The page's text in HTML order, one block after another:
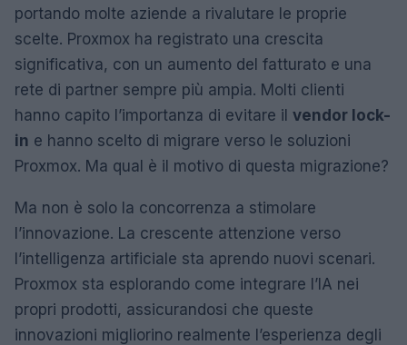
portando molte aziende a rivalutare le proprie
scelte. Proxmox ha registrato una crescita
significativa, con un aumento del fatturato e una
rete di partner sempre più ampia. Molti clienti
hanno capito l’importanza di evitare il vendor lock-
in e hanno scelto di migrare verso le soluzioni
Proxmox. Ma qual è il motivo di questa migrazione?
Ma non è solo la concorrenza a stimolare
l’innovazione. La crescente attenzione verso
l’intelligenza artificiale sta aprendo nuovi scenari.
Proxmox sta esplorando come integrare l’IA nei
propri prodotti, assicurandosi che queste
innovazioni migliorino realmente l’esperienza degli